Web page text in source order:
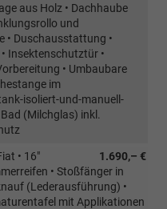
aus Holz • Dachhaube
und
• Duschausstattung •
Insektenschutztür •
• Umbaubare
im
isoliert-und-manuell-
(Milchglas) inkl.
1.690,– €
• 16"
• Stoßfänger in
(Lederausführung) •
mit Applikationen